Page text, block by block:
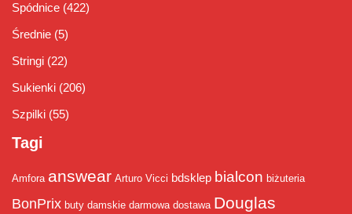
Spódnice (422)
Średnie (5)
Stringi (22)
Sukienki (206)
Szpilki (55)
Tagi
Amfora answear Arturo Vicci bdsklep bialcon biżuteria
BonPrix buty damskie darmowa dostawa Douglas